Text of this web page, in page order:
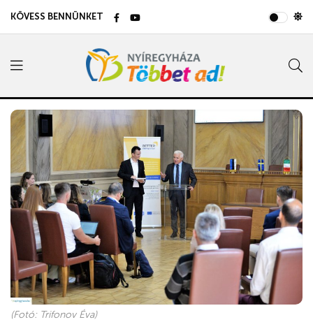
KÖVESS BENNÜNKET
(Fotó: Trifonov Éva)